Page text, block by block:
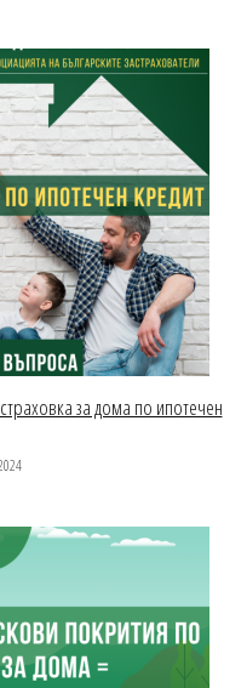
за дома по ипотечен